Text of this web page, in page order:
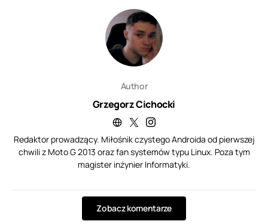
Author
Grzegorz Cichocki
Redaktor prowadzący. Miłośnik czystego Androida od pierwszej
chwili z Moto G 2013 oraz fan systemów typu Linux. Poza tym
magister inżynier Informatyki.
Zobacz komentarze